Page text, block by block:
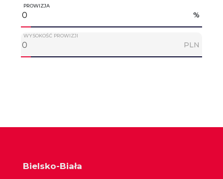
PROWIZJA
%
WYSOKOŚĆ PROWIZJI
PLN
Bielsko-Biała